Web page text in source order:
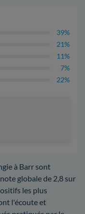
39%
21%
11%
7%
22%
à Barr sont
globale de 2,8 sur
les plus
l'écoute et